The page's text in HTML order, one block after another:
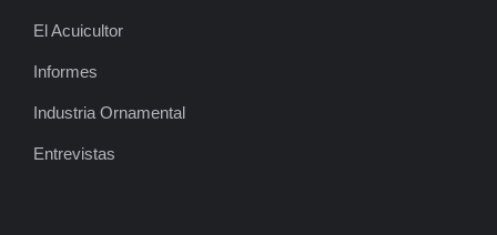
El Acuicultor
Informes
Industria Ornamental
Entrevistas